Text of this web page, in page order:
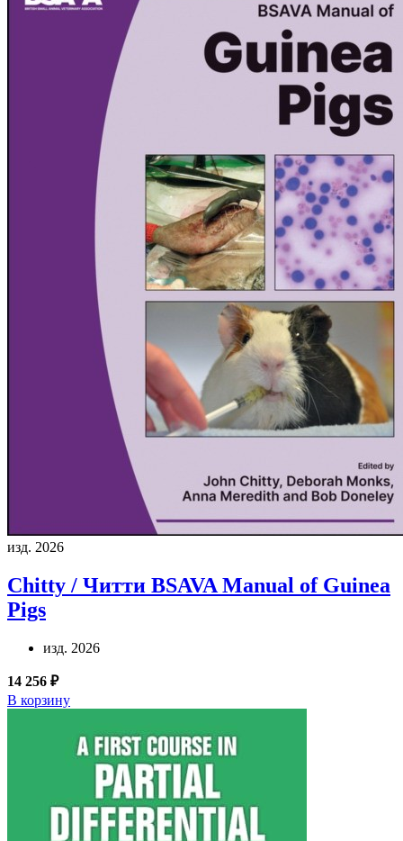
изд. 2026
Chitty / Читти BSAVA Manual of Guinea
Pigs
изд. 2026
14 256 ₽
В корзину